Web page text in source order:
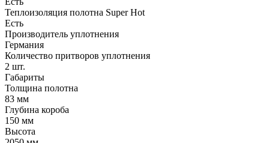
Теплоизоляция полотна Super Нot
Есть
Производитель уплотнения
Германия
Количество притворов уплотнения
2 шт.
Габариты
Толщина полотна
83 мм
Глубина короба
150 мм
Высота